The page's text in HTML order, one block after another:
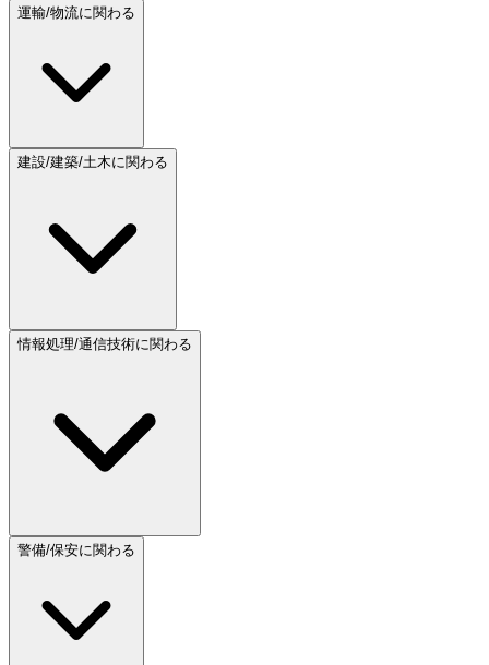
運輸/物流に関わる
建設/建築/土木に関わる
情報処理/通信技術に関わる
警備/保安に関わる